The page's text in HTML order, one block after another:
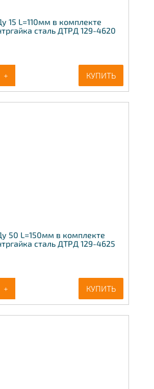
15 L=110мм в комплекте
сталь ДТРД 129-4620
+ КУПИТЬ
50 L=150мм в комплекте
сталь ДТРД 129-4625
+ КУПИТЬ